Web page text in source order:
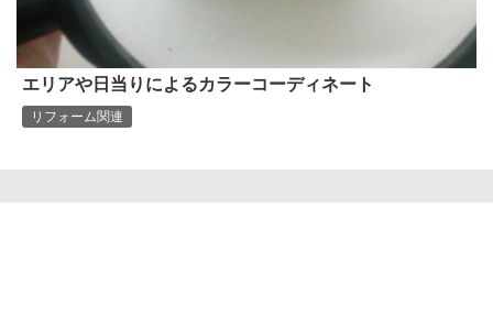
エリアや日当りによるカラーコーディネート
リフォーム関連